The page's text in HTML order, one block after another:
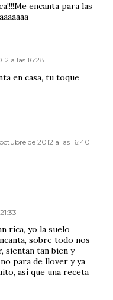
encanta para las
a las 16:28
en casa, tu toque
de 2012 a las 16:40
rica, yo la suelo
sobre todo nos
sientan tan bien y
para de llover y ya
así que una receta